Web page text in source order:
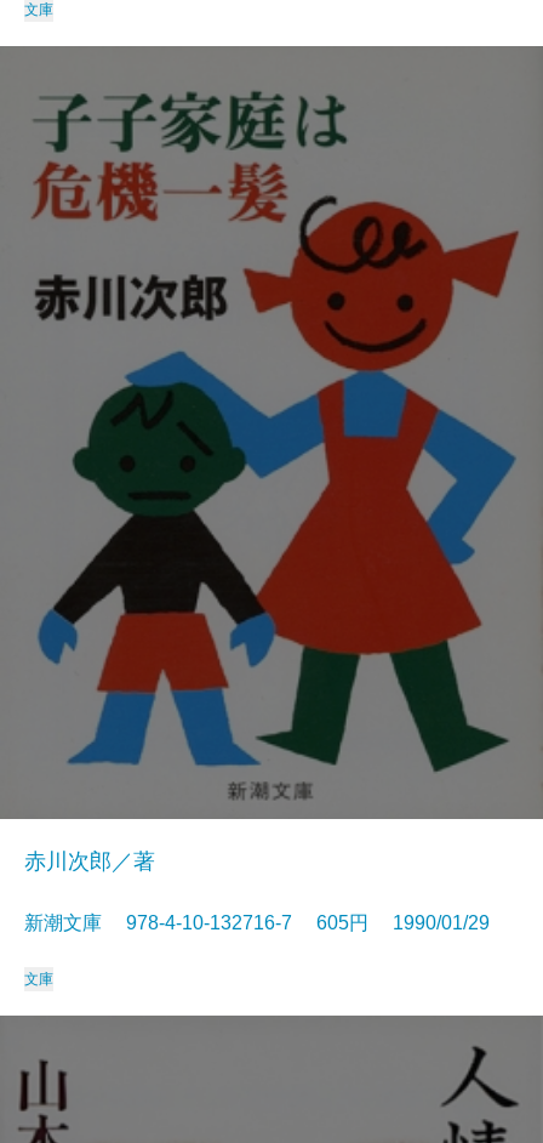
文庫
赤川次郎／著
新潮文庫 978-4-10-132716-7 605円 1990/01/29
文庫